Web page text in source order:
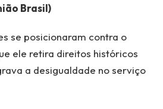
Brasil)
se posicionaram contra o
ele retira direitos históricos
a desigualdade no serviço